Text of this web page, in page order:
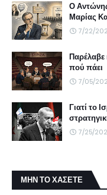
Ο
Μαρίας
7/22/
Παρέλαβε
πού πάει
7/05/
Γιατί το
7/25/
ΜΗΝ ΤΟ ΧΑΣΕΤΕ